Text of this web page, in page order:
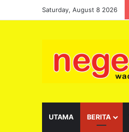
Saturday, August 8 2026
UTAMA BERITA